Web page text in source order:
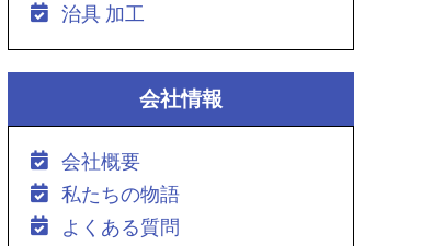
治具 加工
会社情報
会社概要
私たちの物語
よくある質問